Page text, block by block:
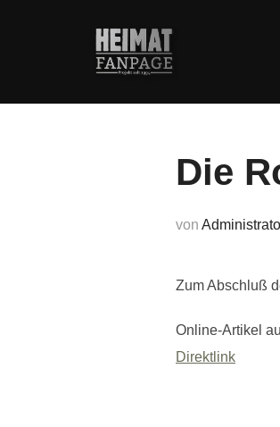
Die
von
Zum Abschluß
Online-Artikel
Direktlink